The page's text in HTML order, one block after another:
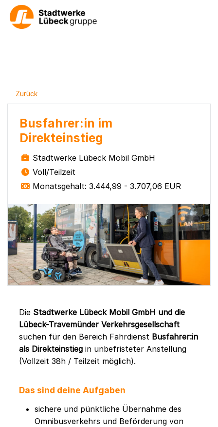
Zurück
Busfahrer:in im
Direkteinstieg
Stadtwerke Lübeck Mobil GmbH
Voll/Teilzeit
Monatsgehalt: 3.444,99 - 3.707,06 EUR
Die Stadtwerke Lübeck Mobil GmbH und die
Lübeck-Travemünder Verkehrsgesellschaft
suchen für den Bereich Fahrdienst Busfahrer:in
als Direkteinstieg in unbefristeter Anstellung
(Vollzeit 38h / Teilzeit möglich).
Das sind deine Aufgaben
sichere und pünktliche Übernahme des
Omnibusverkehrs und Beförderung von